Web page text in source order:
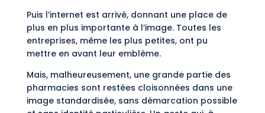
Puis l’internet est arrivé, donnant une place de
plus en plus importante à l’image. Toutes les
entreprises, même les plus petites, ont pu
mettre en avant leur emblème.
Mais, malheureusement, une grande partie des
pharmacies sont restées cloisonnées dans une
image standardisée, sans démarcation possible